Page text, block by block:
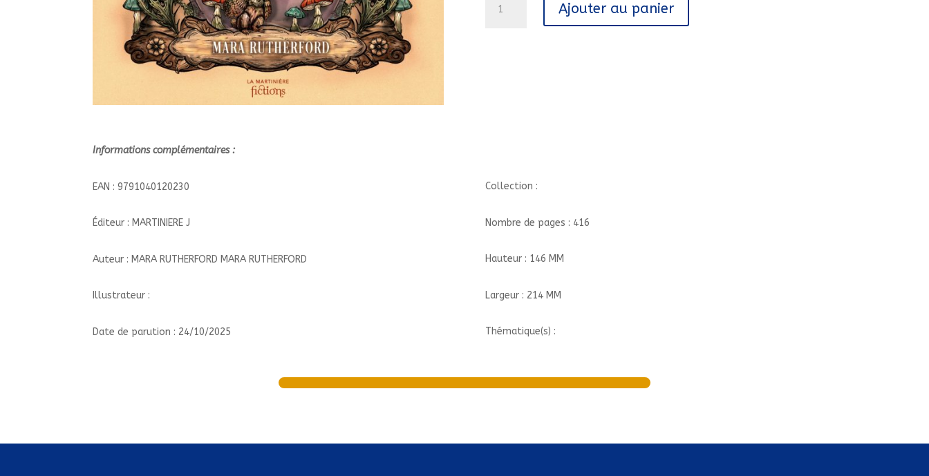
Ajouter au panier
Informations complémentaires :
EAN : 9791040120230
Éditeur : MARTINIERE J
Auteur : MARA RUTHERFORD MARA RUTHERFORD
Illustrateur :
Date de parution : 24/10/2025
Collection :
Nombre de pages : 416
Hauteur : 146 MM
Largeur : 214 MM
Thématique(s) :